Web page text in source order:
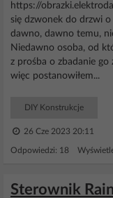
https://
się dzwonek do drzwi
dawno, dawno temu,
Niedawno osoba, od
z prośba o zbadanie
więc postanowiłem...
DIY Konstrukcje
26 Cze 2023 20:11
Odpowiedzi: 18
Sterownik